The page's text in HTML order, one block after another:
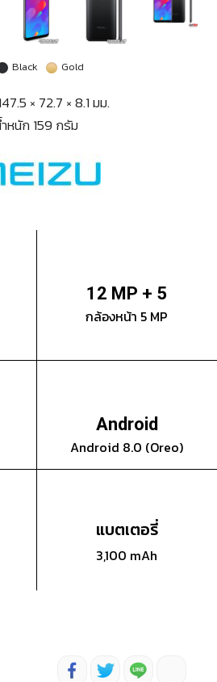
Black Gold
× 72.7 × 8.1 มม.
หนัก 159 กรัม
12 MP + 5
กล้องหน้า 5 MP
Android
Android 8.0 (Oreo)
แบตเตอรี่
3,100 mAh